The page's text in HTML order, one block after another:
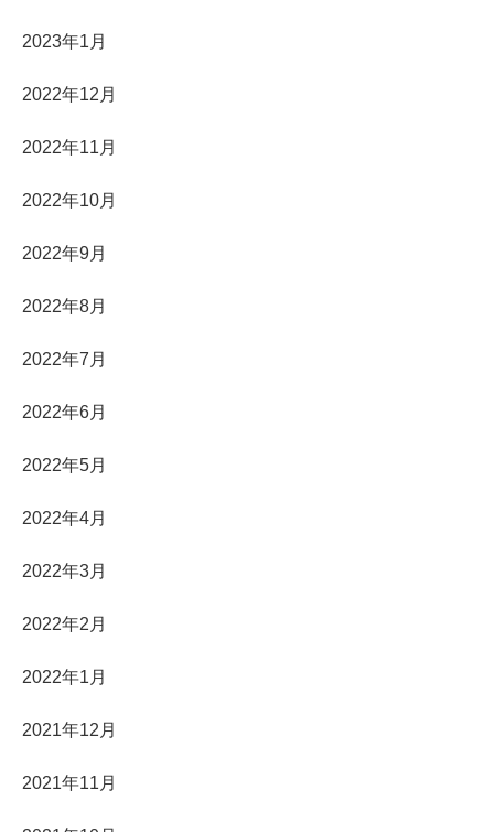
2023年1月
2022年12月
2022年11月
2022年10月
2022年9月
2022年8月
2022年7月
2022年6月
2022年5月
2022年4月
2022年3月
2022年2月
2022年1月
2021年12月
2021年11月